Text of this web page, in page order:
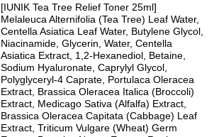
[IUNIK Tea Tree Relief Toner 25ml]
Melaleuca Alternifolia (Tea Tree) Leaf Water,
Centella Asiatica Leaf Water, Butylene Glycol,
Niacinamide, Glycerin, Water, Centella
Asiatica Extract, 1,2-Hexanediol, Betaine,
Sodium Hyaluronate, Caprylyl Glycol,
Polyglyceryl-4 Caprate, Portulaca Oleracea
Extract, Brassica Oleracea Italica (Broccoli)
Extract, Medicago Sativa (Alfalfa) Extract,
Brassica Oleracea Capitata (Cabbage) Leaf
Extract, Triticum Vulgare (Wheat) Germ